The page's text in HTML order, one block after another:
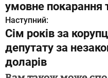
в
і
г
умовне покарання
Наступний:
Сім років за
депутату за
доларів